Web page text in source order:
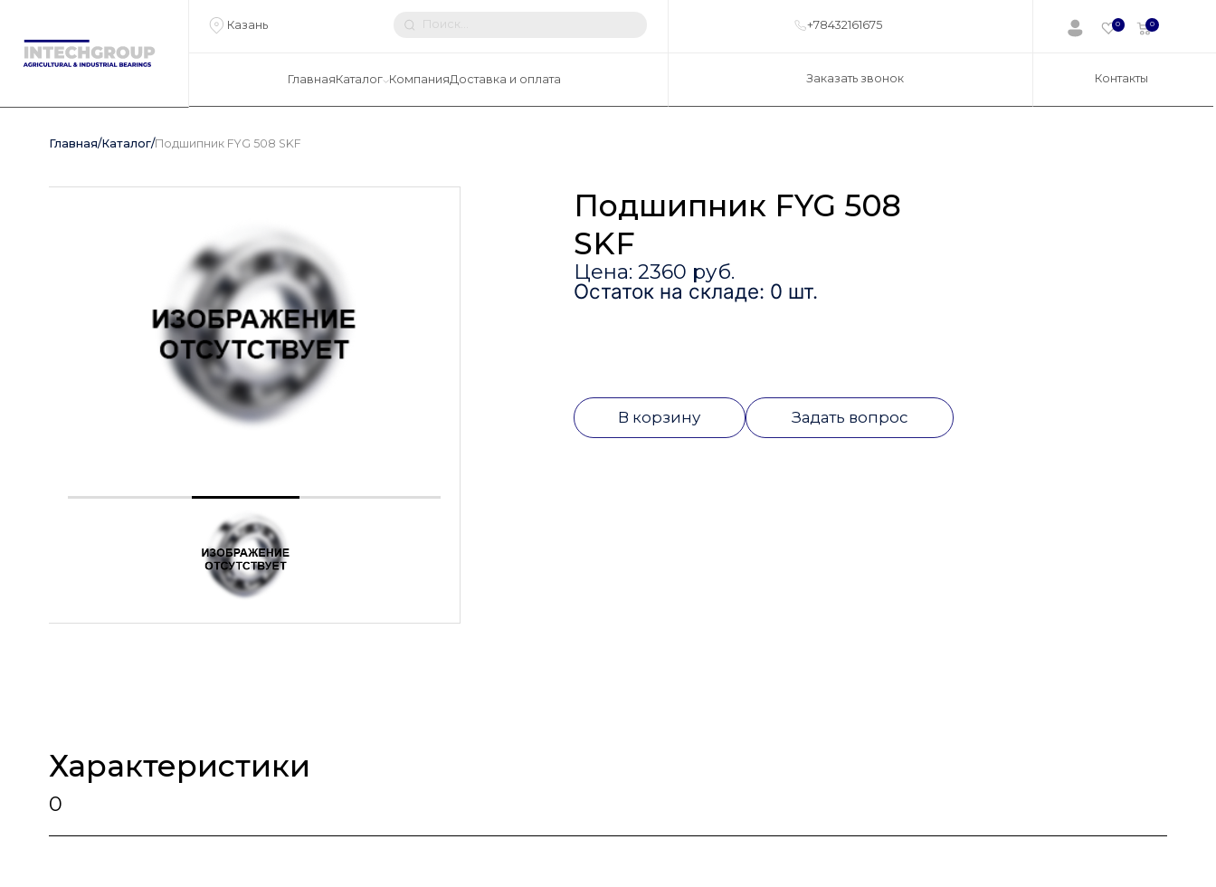
Казань +78432161675 0 0
ГлавнаяКаталог КомпанияДоставка и оплата Заказать звонок Контакты
Главная/Каталог/Подшипник FYG 508 SKF
Подшипник FYG 508
SKF
Цена: 2360 руб.
Остаток на складе: 0 шт.
В корзину Задать вопрос
Характеристики
0